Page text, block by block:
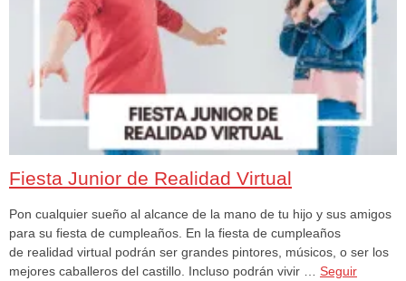
Fiesta Junior de Realidad Virtual
Pon cualquier sueño al alcance de la mano de tu hijo y sus amigos
para su fiesta de cumpleaños. En la fiesta de cumpleaños
de realidad virtual podrán ser grandes pintores, músicos, o ser los
mejores caballeros del castillo. Incluso podrán vivir … Seguir